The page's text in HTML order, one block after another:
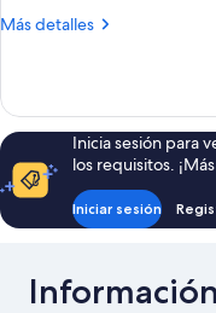
Más detalles
Más
rodante
(Prestige)Inicia sesión para
los requisitos.
Iniciar sesión